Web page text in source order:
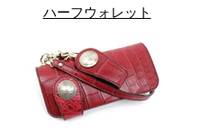
ハーフウォレット